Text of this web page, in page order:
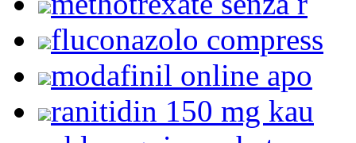
fluconazolo compress
modafinil online apo
ranitidin 150 mg kau